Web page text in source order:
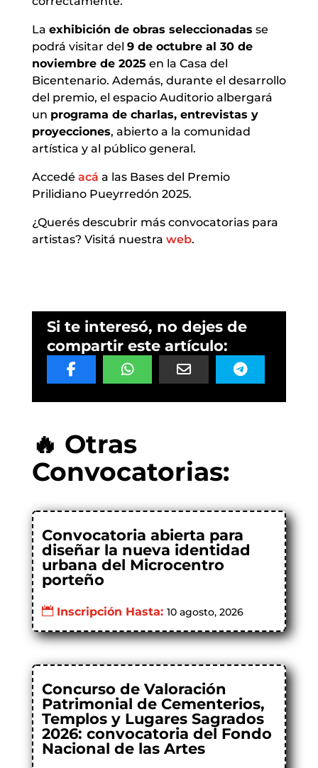
La exhibición de obras seleccionadas se
podrá visitar del 9 de octubre al 30 de
noviembre de 2025 en la Casa del
Bicentenario. Además, durante el desarrollo
del premio, el espacio Auditorio albergará
un programa de charlas, entrevistas y
proyecciones, abierto a la comunidad
artística y al público general.
Accedé acá a las Bases del Premio
Prilidiano Pueyrredón 2025.
¿Querés descubrir más convocatorias para
artistas? Visitá nuestra web.
Si te interesó, no dejes de
compartir este artículo:
🔥 Otras
Convocatorias:
Convocatoria abierta para
diseñar la nueva identidad
urbana del Microcentro
porteño
Inscripción Hasta: 10 agosto, 2026
Concurso de Valoración
Patrimonial de Cementerios,
Templos y Lugares Sagrados
2026: convocatoria del Fondo
Nacional de las Artes